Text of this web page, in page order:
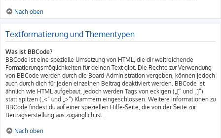
Nach oben
Textformatierung und Thementypen
Was ist BBCode?
BBCode ist eine spezielle Umsetzung von HTML, die dir weitreichende
Formatierungsmöglichkeiten für deinen Text gibt. Die Rechte zur Verwendung
von BBCode werden durch die Board-Administration vergeben, können jedoch
auch durch dich für jeden einzelnen Beitrag deaktiviert werden. BBCode ist
ähnlich wie HTML aufgebaut, jedoch werden Tags von eckigen („[“ und „]“)
statt spitzen („<“ und „>“) Klammern eingeschlossen. Weitere Informationen zu
BBCode findest du auf einer speziellen Hilfe-Seite, die von der Seite zur
Beitragserstellung aus zugänglich ist.
Nach oben